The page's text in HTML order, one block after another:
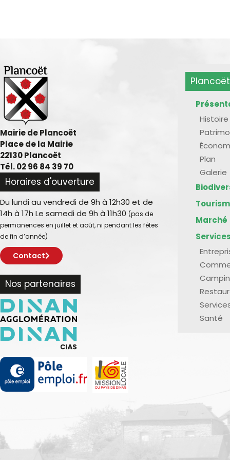
Mairie de Plancoët
Place de la Mairie
22130 Plancoët
Tél. 02 96 84 39 70
Horaires d'ouverture
Du lundi au vendredi de 9h à 12h30 et de
14h à 17h Le samedi de 9h à 11h30 (pas de
permanences en juillet et août, ni pendant les fêtes
de fin d’année)
Contact
Nos partenaires
Plancoët
Histoire
Plan
Galerie
Marché
Santé